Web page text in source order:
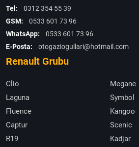
Tel:
0312 354 55 39
GSM:
0533 601 73 96
WhatsApp:
0533 601 73 96
E-Posta:
otogaziogullari@hotmail.com
Renault Grubu
Clio
Megane
Laguna
Symbol
Fluence
Kangoo
Captur
Scenic
R19
Kadjar